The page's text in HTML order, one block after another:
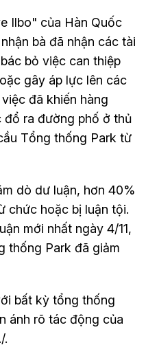
Ilbo" của Hàn Quốc
bà đã nhận các tài
bỏ việc can thiệp
gây áp lực lên các
đã khiến hàng
đổ ra đường phố ở thủ
Tổng thống Park từ
dò dư luận, hơn 40%
chức hoặc bị luận tội.
mới nhất ngày 4/11,
thống Park đã giảm
bất kỳ tổng thống
ánh rõ tác động của
.